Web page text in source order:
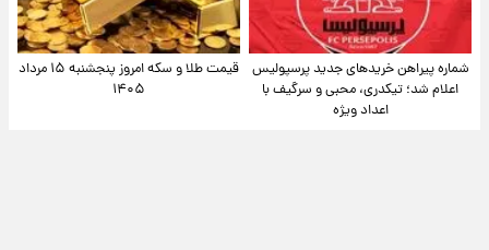
شماره پیراهن خریدهای جدید پرسپولیس
اعلام شد؛ تیکدری، محبی و سرگیف با
اعداد ویژه
قیمت طلا و سکه امروز پنجشنبه ۱۵ مرداد
۱۴۰۵